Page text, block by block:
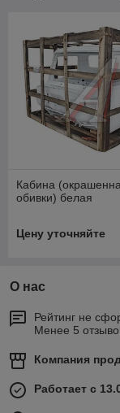
Кабина
обивки) белая
Цену уточняйте
О нас
Рейтинг не
Менее 5
Компания
Работает с